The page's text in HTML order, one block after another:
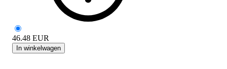
46.48 EUR
In winkelwagen